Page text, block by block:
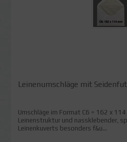
Leinenumschläge mit
Umschläge im Format C6 = 162 x
Leinenstruktur und nassklebender,
Leinenkuverts besonders f&u...